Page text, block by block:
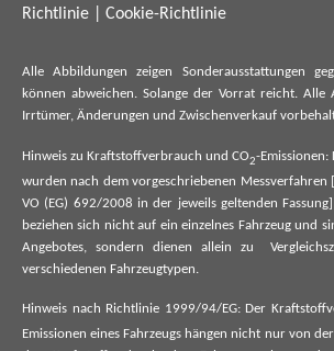
Richtlinie
Cookie-Richtlinie
Alle Abbildungen zeigen Sonderausstattungen
können abweichen. Solange der Vorrat reicht. Alle
Irrtümer, Änderungen und Zwischenverkauf
Hinweis zu Kraftstoffverbrauch und CO2-Emissionen:
wurden nach dem vorgeschriebenen Messverfahren
VO (EG) 692/2008 in der jeweils geltenden
beziehen sich nicht auf ein einzelnes Fahrzeug und
Angebotes, sondern dienen allein zu
verschiedenen Fahrzeugtypen.
Hinweis nach Richtlinie 1999/94/EG: Der
Emissionen eines Fahrzeugs hängen nicht nur von